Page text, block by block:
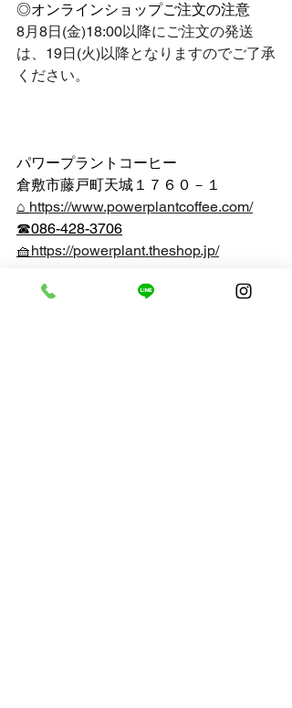
◎オンラインショップご注文の注意
8月8日(金)18:00以降にご注文の発送
は、19日(火)以降となりますのでご了承
ください。
パワープラントコーヒー
倉敷市藤戸町天城１７６０－１
⌂ https://www.powerplantcoffee.com/
☎086-428-3706
🧺https://powerplant.theshop.jp/
お店のこと